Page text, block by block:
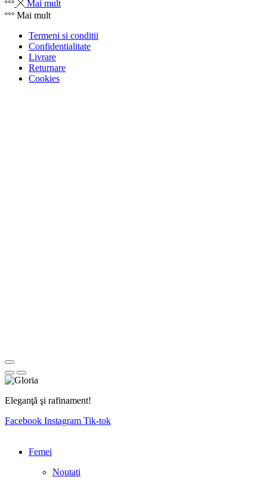
Mai mult
Mai mult
Termeni si conditii
Confidentialitate
Livrare
Returnare
Cookies
Eleganţă şi rafinament!
Facebook Instagram Tik-tok
Femei
Noutati